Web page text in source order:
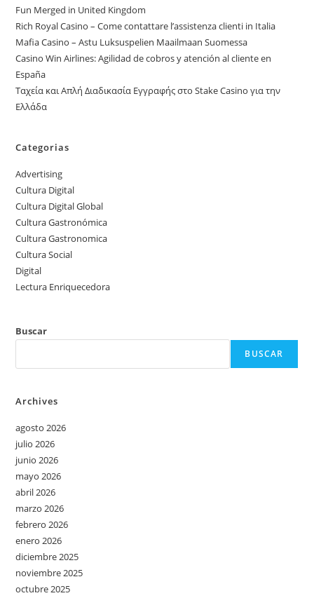
Fun Merged in United Kingdom
Rich Royal Casino – Come contattare l’assistenza clienti in Italia
Mafia Casino – Astu Luksuspelien Maailmaan Suomessa
Casino Win Airlines: Agilidad de cobros y atención al cliente en
España
Ταχεία και Απλή Διαδικασία Εγγραφής στο Stake Casino για την
Ελλάδα
Categorias
Advertising
Cultura Digital
Cultura Digital Global
Cultura Gastronómica
Cultura Gastronomica
Cultura Social
Digital
Lectura Enriquecedora
Buscar
BUSCAR
Archives
agosto 2026
julio 2026
junio 2026
mayo 2026
abril 2026
marzo 2026
febrero 2026
enero 2026
diciembre 2025
noviembre 2025
octubre 2025